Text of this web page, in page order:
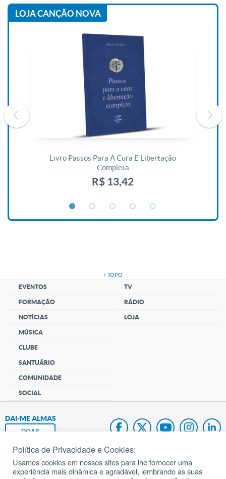
LOJA CANÇÃO NOVA
Livro Passos Para A Cura E Libertação
Completa
R$ 13,42
↑ TOPO
EVENTOS
FORMAÇÃO
NOTÍCIAS
MÚSICA
CLUBE
SANTUÁRIO
COMUNIDADE
SOCIAL
TV
RÁDIO
LOJA
DAI-ME ALMAS
DOAR
Fundação João Paulo II
Pedido de Oração
Política de Privacidade e Cookies:
Usamos cookies em nossos sites para lhe fornecer uma
experiência mais dinâmica e agradável, lembrando as suas